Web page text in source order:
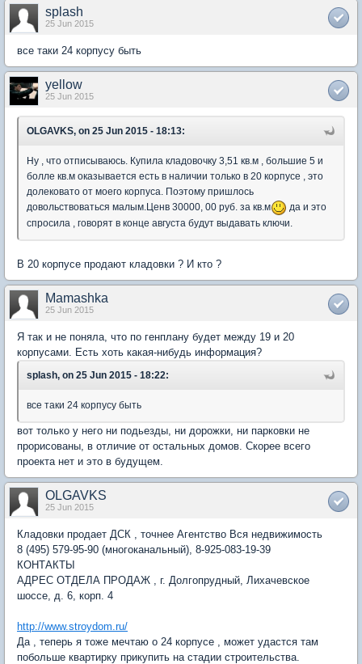
splash
25 Jun 2015
все таки 24 корпусу быть
yellow
25 Jun 2015
OLGAVKS, on 25 Jun 2015 - 18:13:
Ну , что отписываюсь. Купила кладовочку 3,51 кв.м , большие 5 и
болле кв.м оказывается есть в наличии только в 20 корпусе , это
долековато от моего корпуса. Поэтому пришлось
довольствоваться малым.Ценв 30000, 00 руб. за кв.м
да и это
спросила , говорят в конце августа будут выдавать ключи.
В 20 корпусе продают кладовки ? И кто ?
Mamashka
25 Jun 2015
Я так и не поняла, что по генплану будет между 19 и 20
корпусами. Есть хоть какая-нибудь информация?
splash, on 25 Jun 2015 - 18:22:
все таки 24 корпусу быть
вот только у него ни подьезды, ни дорожки, ни парковки не
прорисованы, в отличие от остальных домов. Скорее всего
проекта нет и это в будущем.
OLGAVKS
25 Jun 2015
Кладовки продает ДСК , точнее Агентство Вся недвижимость
8 (495) 579-95-90 (многоканальный), 8-925-083-19-39
КОНТАКТЫ
АДРЕС ОТДЕЛА ПРОДАЖ , г. Долгопрудный, Лихачевское
шоссе, д. 6, корп. 4
http://www.stroydom.ru/
Да , теперь я тоже мечтаю о 24 корпусе , может удастся там
побольше квартирку прикупить на стадии строительства.